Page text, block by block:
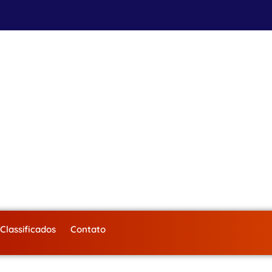
Classificados Contato